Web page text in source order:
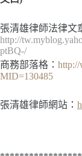
張清雄律師法律文
http://
ptBQ-/
商務部落格：
MID=130485
張清雄律師網站：